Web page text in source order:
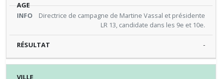
Directrice de campagne de Martine Vassal et présidente
LR 13, candidate dans les 9e et 10e.
-